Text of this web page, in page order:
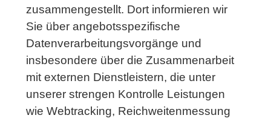
zusammengestellt. Dort informieren wir
Sie über angebotsspezifische
Datenverarbeitungsvorgänge und
insbesondere über die Zusammenarbeit
mit externen Dienstleistern, die unter
unserer strengen Kontrolle Leistungen
wie Webtracking, Reichweitenmessung